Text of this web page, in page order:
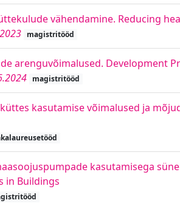
vähendamine. Reducing
magistritööd
arenguvõimalused. Development
magistritööd
kasutamise võimalused ja
kasutamisega
in Buildings